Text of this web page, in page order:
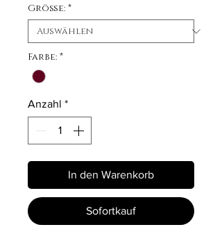
Größe: *
Farbe: *
Anzahl *
In den Warenkorb
Sofortkauf